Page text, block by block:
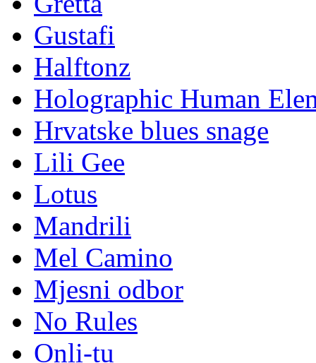
Gustafi
Halftonz
Holographic Human
Hrvatske blues snage
Lili Gee
Lotus
Mandrili
Mel Camino
Mjesni odbor
No Rules
Onli-tu